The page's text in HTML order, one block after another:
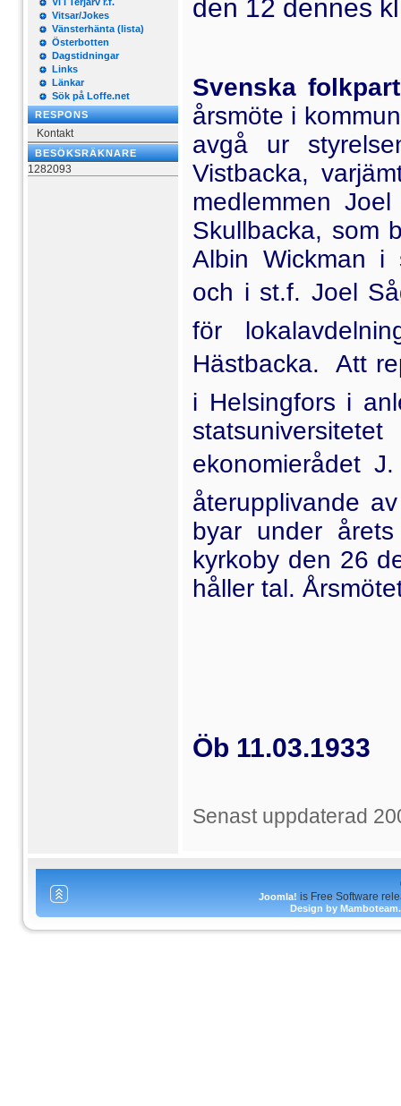
Vitsar/Jokes
Vänsterhänta (lista)
Österbotten
Dagstidningar
Links
Länkar
Sök på Loffe.net
RESPONS
Kontakt
BESÖKSRÄKNARE
1282093
den 12 dennes
Svenska
årsmöte i
avgå ur
Vistbacka,
med­lemmen
Skullbacka, som
Albin Wickman i
och i st.f. Joel
för
Hästbacka.  Att
i Helsingfors i
ekonomie­rådet
återupplivande
byar under
kyrkoby den 26
håller tal.
Öb 11.03.1933
Senast uppdaterad
Joomla! is Free Software
Design by